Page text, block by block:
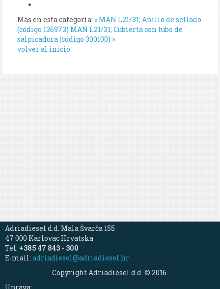
Más en esta categoría: « MAN L21/31; Anillo de sellado
(código 136973) MAN L21/31; Cubierta con tubo de
salpicadura (código 300100) »
volver al inicio
Adriadiesel d.d. Mala Švarča 155
47 000 Karlovac Hrvatska
Tel: +385 47 843 - 300
E-mail: adriadiesel@adriadiesel.hr
Copyright Adriadiesel d.d. © 2016.